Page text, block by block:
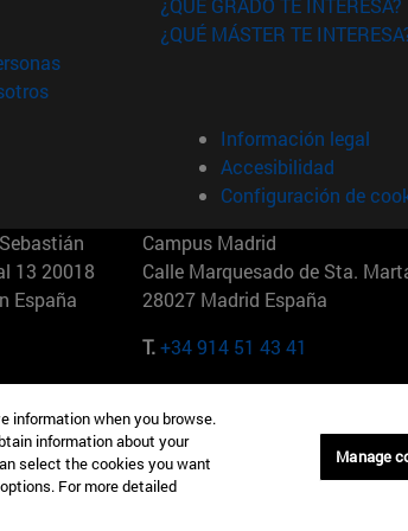
(abre en nueva ventana)
(abre en nueva ventana)
(abre en nueva ventana)
¿QUÉ GRADO TE INTERESA?
¿QUÉ MÁSTER TE
Información legal
Accesibilidad
Configuración de
13 20018
España
Campus Madrid
Calle Marquesado de Sta.
28027 Madrid España
T.+34 914 51 43 41
Nueva York Maria-Theresia-Straße 15
Múnich Alemania
T.+49 89 24209790
information when you browse.
information about your
select the cookies you want
For more detailed
Manage